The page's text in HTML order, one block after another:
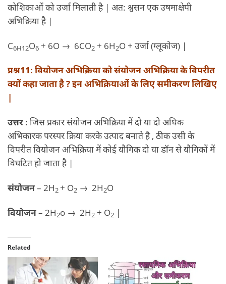
कोशिकाओं को उर्जा मिलाती है | अत: श्वसन एक उषमाक्षेपी
अभिक्रिया है |
C6H12O6 + 6O → 6CO2 + 6H2O + उर्जा (ग्लूकोज) |
प्रश्न11: वियोजन अभिक्रिया को संयोजन अभिक्रिया के विपरीत
क्यों कहा जाता है ? इन अभिक्रियाओं के लिए समीकरण लिखिए
|
उत्तर : जिस प्रकार संयोजन अभिक्रिया में दो या दो अधिक
अभिकारक परस्पर क्रिया करके उत्पाद बनाते है , ठीक उसी के
विपरीत वियोजन अभिक्रिया में कोई यौगिक दो या डॉन से यौगिकों में
विघटित हो जाता है |
संयोजन– 2H2+ O2 → 2H2O
वियोजन– 2H2o → 2H2 + O2 |
Related